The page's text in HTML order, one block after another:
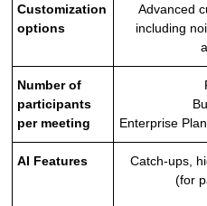
Customization
options
Advanced
including
Number of
participants
per meeting
Enterprise
AI Features
Catch-ups,
(for